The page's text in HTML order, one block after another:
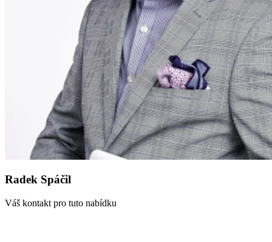
Radek Spáčil
Váš kontakt pro tuto nabídku